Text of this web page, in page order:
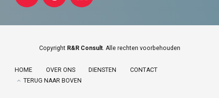
Copyright R&R Consult. Alle rechten voorbehouden
HOME OVER ONS DIENSTEN
CONTACT
TERUG NAAR BOVEN